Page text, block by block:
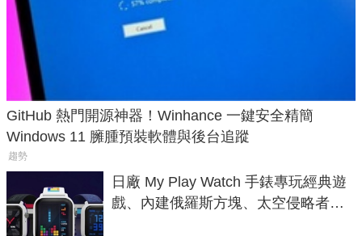
GitHub 熱門開源神器！Winhance 一鍵安全精簡
Windows 11 臃腫預裝軟體與後台追蹤
趨勢
日廠 My Play Watch 手錶專玩經典遊
戲、內建俄羅斯方塊、太空侵略者，